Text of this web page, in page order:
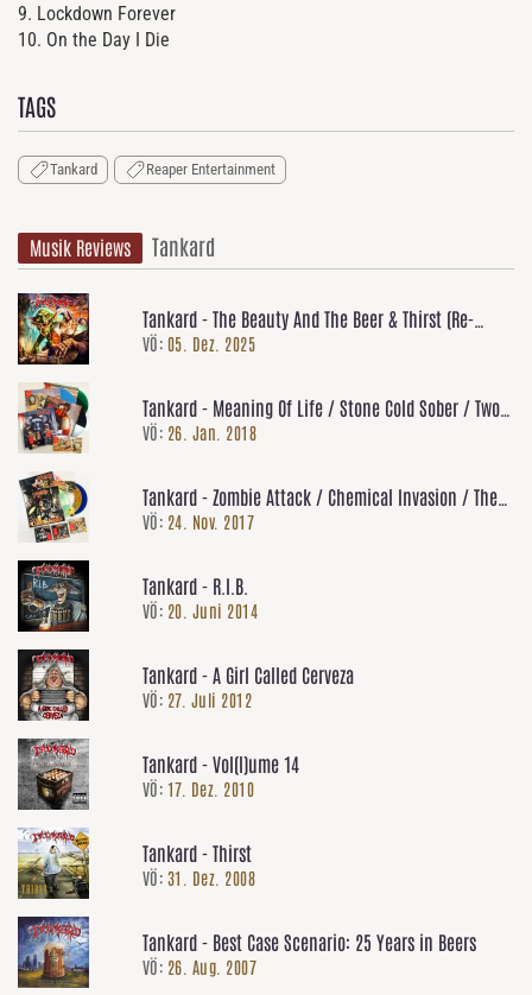
9. Lockdown Forever
10. On the Day I Die
TAGS
Tankard Reaper Entertainment
Musik Reviews Tankard
Tankard - The Beauty And The Beer & Thirst (Re-
Releases)
VÖ: 05. Dez. 2025
Tankard - Meaning Of Life / Stone Cold Sober / Two
Faced / The Tankard Re-Releases
VÖ: 26. Jan. 2018
Tankard - Zombie Attack / Chemical Invasion / The
VÖ: 24. Nov. 2017
Tankard - R.I.B.
VÖ: 20. Juni 2014
Tankard - A Girl Called Cerveza
VÖ: 27. Juli 2012
Tankard - Vol(l)ume 14
VÖ: 17. Dez. 2010
Tankard - Thirst
VÖ: 31. Dez. 2008
Tankard - Best Case Scenario: 25 Years in Beers
VÖ: 26. Aug. 2007